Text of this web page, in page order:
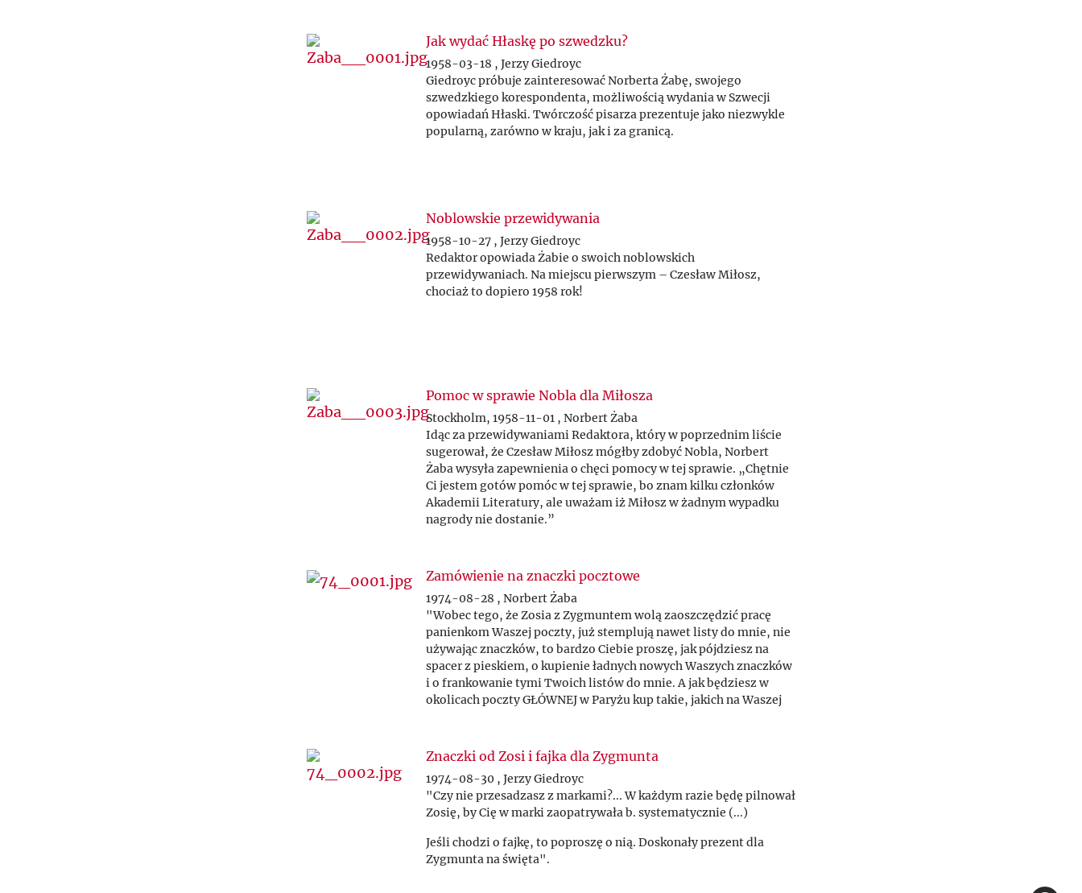
Jak wydać Hłaskę po szwedzku?
1958-03-18 , Jerzy Giedroyc
Giedroyc próbuje zainteresować Norberta Żabę, swojego
szwedzkiego korespondenta, możliwością wydania w Szwecji
opowiadań Hłaski. Twórczość pisarza prezentuje jako niezwykle
popularną, zarówno w kraju, jak i za granicą.
Noblowskie przewidywania
1958-10-27 , Jerzy Giedroyc
Redaktor opowiada Żabie o swoich noblowskich
przewidywaniach. Na miejscu pierwszym – Czesław Miłosz,
chociaż to dopiero 1958 rok!
Pomoc w sprawie Nobla dla Miłosza
Stockholm, 1958-11-01 , Norbert Żaba
Idąc za przewidywaniami Redaktora, który w poprzednim liście
sugerował, że Czesław Miłosz mógłby zdobyć Nobla, Norbert
Żaba wysyła zapewnienia o chęci pomocy w tej sprawie. „Chętnie
Ci jestem gotów pomóc w tej sprawie, bo znam kilku członków
Akademii Literatury, ale uważam iż Miłosz wżadnymwypadku
nagrody nie dostanie.”
Zamówienie na znaczki pocztowe
1974-08-28 , Norbert Żaba
"Wobec tego, że Zosia z Zygmuntem wolą zaoszczędzić pracę
panienkom Waszej poczty, już stemplują nawet listy do mnie, nie
używając znaczków, to bardzo Ciebie proszę, jak pójdziesz na
spacer z pieskiem, o kupienie ładnych nowych Waszych znaczków
i o frankowanie tymi Twoich listów do mnie. A jak będziesz w
okolicach poczty GŁÓWNEJ w Paryżu kup takie, jakich na Waszej
Znaczki od Zosi i fajka dla Zygmunta
1974-08-30 , Jerzy Giedroyc
"Czy nie przesadzasz z markami?... W każdym razie będę pilnował
Zosię, by Cię w marki zaopatrywała b. systematycznie (...)
Jeśli chodzi o fajkę, to poproszę o nią. Doskonały prezent dla
Zygmunta na święta".